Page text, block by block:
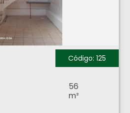
Código: 125
56
m²